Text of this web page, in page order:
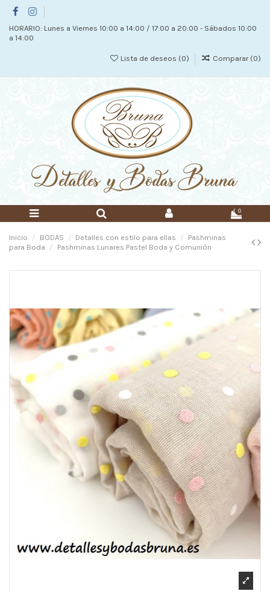
HORARIO: Lunes a Viernes 10:00 a 14:00 / 17:00 a 20:00 - Sábados 10:00
a 14:00
Lista de deseos (0) Comparar (0)
0
Inicio BODAS Detalles con estilo para ellas
Pashminas
para Boda
Pashminas Lunares Pastel Boda y Comunión